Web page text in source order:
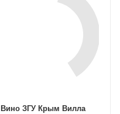
Вино ЗГУ Крым Вилла